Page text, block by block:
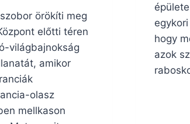
örökíti meg
előtti téren
világbajnokság
amikor
olasz
mellkason
hogy
azok